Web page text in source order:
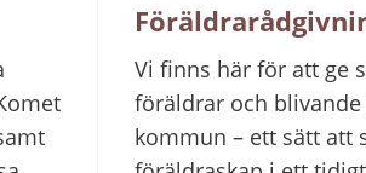
Vi finns här för att ge
föräldrar och
kommun – ett sätt att